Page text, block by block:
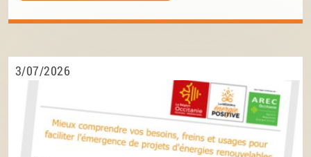
3/07/2026